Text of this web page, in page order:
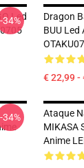
Led
-34%
Dragon
BUU Led
€ 22,99 -
-34%
Ataque
MIKASA
Anime